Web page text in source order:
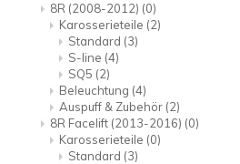
8R (2008-2012) (0)
Karosserieteile (2)
Standard (3)
S-line (4)
SQ5 (2)
Beleuchtung (4)
Auspuff & Zubehör (2)
8R Facelift (2013-2016) (0)
Karosserieteile (0)
Standard (3)